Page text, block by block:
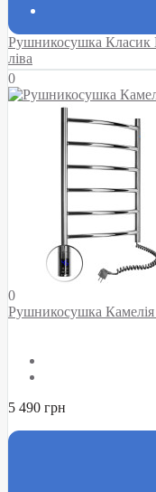
Рушникосушка Класик
ліва
0
0
Рушникосушка Камелія
5 490 грн